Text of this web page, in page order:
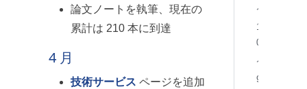
論文ノートを執筆、現在の
累計は 210 本に到達
4 月
技術サービス ページを追加
月
1
0
月
9